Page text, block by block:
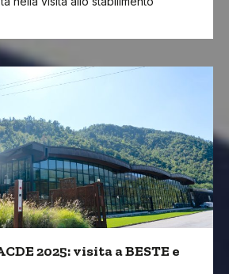
2025: visita a BESTE e